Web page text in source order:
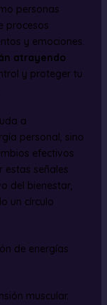
personas
procesos
y emociones.
atrayendo
y proteger tu
a
personal, sino
efectivos
estas señales
del bienestar,
un círculo
de energías
muscular.